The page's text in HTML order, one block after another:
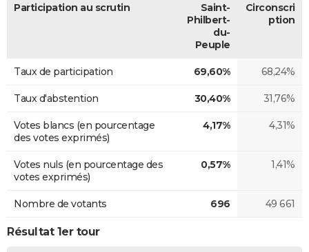
Participation au scrutin
Saint-
Philbert-
du-
Peuple
Circonscri
ption
Taux de participation 69,60% 68,24%
Taux d'abstention 30,40% 31,76%
Votes blancs (en pourcentage
des votes exprimés)
4,17% 4,31%
Votes nuls (en pourcentage des
votes exprimés)
0,57% 1,41%
Nombre de votants 696 49 661
Résultat 1er tour